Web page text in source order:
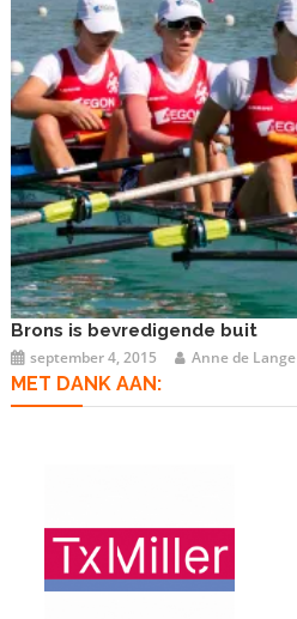
Brons is bevredigende buit
september 4, 2015 Anne de Lange
MET DANK AAN: